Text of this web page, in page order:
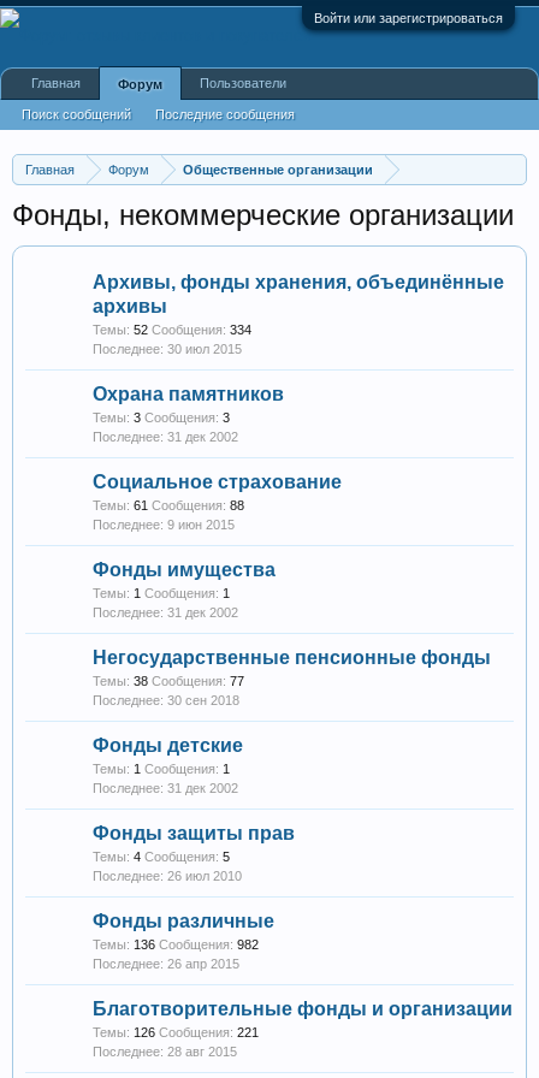
Войти или зарегистрироваться
Главная Форум Общественные организации
Фонды, некоммерческие организации
Архивы, фонды хранения, объединённые
архивы
Темы: 52 Сообщения: 334
30 июл 2015
Охрана памятников
Темы: 3 Сообщения: 3
31 дек 2002
Социальное страхование
Темы: 61 Сообщения: 88
9 июн 2015
Фонды имущества
Темы: 1 Сообщения: 1
31 дек 2002
Негосударственные пенсионные фонды
Темы: 38 Сообщения: 77
30 сен 2018
Фонды детские
Темы: 1 Сообщения: 1
31 дек 2002
Фонды защиты прав
Темы: 4 Сообщения: 5
26 июл 2010
Фонды различные
Темы: 136 Сообщения: 982
26 апр 2015
Благотворительные фонды и организации
Темы: 126 Сообщения: 221
28 авг 2015
Главная Форум
Поиск сообщений Последние сообщения
Пользователи